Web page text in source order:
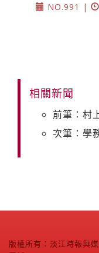
NO.991 |
相關新聞
前筆：村
次筆：學
版權所有：淡江時報與